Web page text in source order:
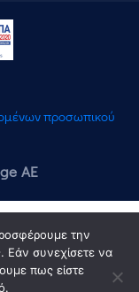
προσωπικού
AE
την
Εάν συνεχίσετε να
πως είστε